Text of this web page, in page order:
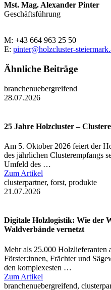
Mst. Mag. Alexander Pinter
Geschäftsführung
M: +43 664 963 25 50
E: pinter@holzcluster-
Ähnliche Beiträge
branchenuebergreifend
28.07.2026
25 Jahre Holzcluster –
Am 5. Oktober 2026 feiert der
des jährlichen Clusterempfangs
Umfeld des …
Zum Artikel
clusterpartner, forst, produkte
21.07.2026
Digitale Holzlogistik: Wie der
Waldverbände vernetzt
Mehr als 25.000 Holzlieferanten
Förster:innen, Frächter und
den komplexesten …
Zum Artikel
branchenuebergreifend,